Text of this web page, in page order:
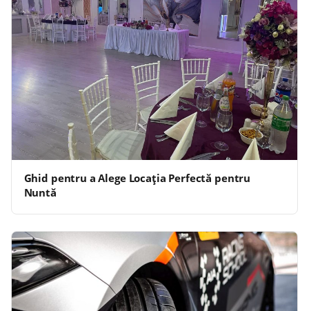
Ghid pentru a Alege Locația Perfectă pentru
Nuntă